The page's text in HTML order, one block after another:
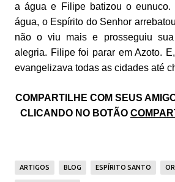
a água e Filipe batizou o eunuco.
água, o Espírito do Senhor
não o viu mais e prosseguiu
alegria. Filipe foi parar em Azoto.
evangelizava todas as cidades até
COMPARTILHE COM SEUS
CLICANDO NO BOTÃO
ARTIGOS BLOG ESPÍRITO SANTO